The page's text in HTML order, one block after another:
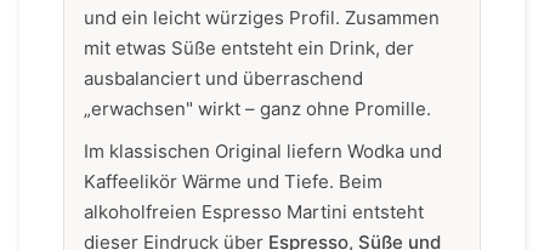
und ein leicht würziges Profil. Zusammen
mit etwas Süße entsteht ein Drink, der
ausbalanciert und überraschend
„erwachsen" wirkt – ganz ohne Promille.
Im klassischen Original liefern Wodka und
Kaffeelikör Wärme und Tiefe. Beim
alkoholfreien Espresso Martini entsteht
dieser Eindruck über Espresso, Süße und